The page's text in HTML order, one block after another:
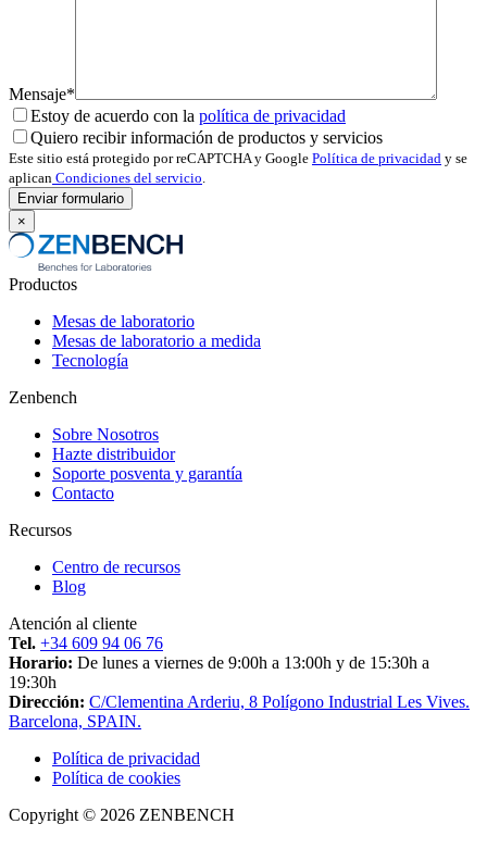
Mensaje*
Estoy de acuerdo con la política de privacidad
Quiero recibir información de productos y servicios
Este sitio está protegido por reCAPTCHA y Google Política de privacidad y se
aplican Condiciones del servicio
×
Productos
Mesas de laboratorio
Mesas de laboratorio a medida
Tecnología
Zenbench
Sobre Nosotros
Hazte distribuidor
Soporte posventa y garantía
Contacto
Recursos
Centro de recursos
Blog
Atención al cliente
Tel. +34 609 94 06 76
Horario: De lunes a viernes de 9:00h a 13:00h y de 15:30h a
19:30h
Dirección: C/Clementina Arderiu, 8 Polígono Industrial Les Vives.
Barcelona, SPAIN.
Política de privacidad
Política de cookies
Copyright © 2026 ZENBENCH